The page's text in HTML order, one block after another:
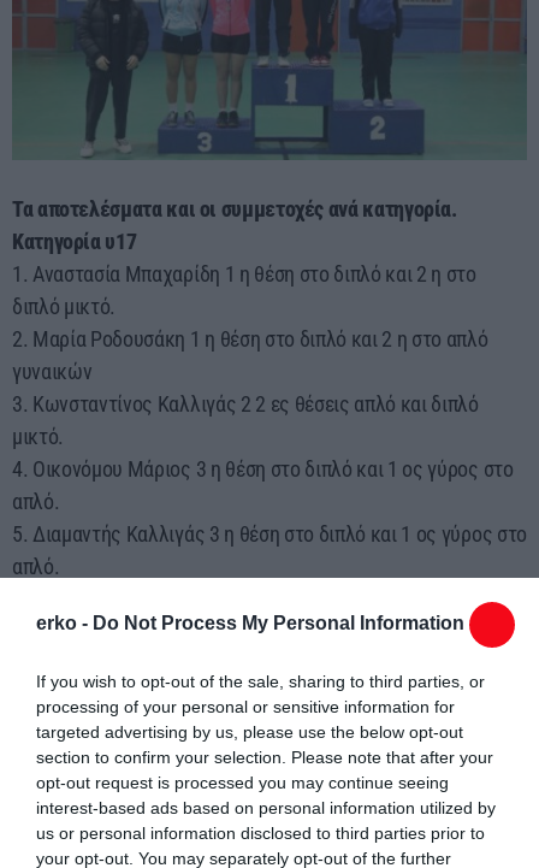
erko - Do Not Process My Personal Information
If you wish to opt-out of the sale, sharing to third parties, or
processing of your personal or sensitive information for
targeted advertising by us, please use the below opt-out
section to confirm your selection. Please note that after your
opt-out request is processed you may continue seeing
interest-based ads based on personal information utilized by
us or personal information disclosed to third parties prior to
your opt-out. You may separately opt-out of the further
Τα αποτελέσματα και οι συμμετοχές ανά κατηγορία.
Κατηγορία υ17
1. Αναστασία Μπαχαρίδη 1 η θέση στο διπλό και 2 η στο
διπλό μικτό.
2. Μαρία Ροδουσάκη 1 η θέση στο διπλό και 2 η στο απλό
γυναικών
3. Κωνσταντίνος Καλλιγάς 2 2 ες θέσεις απλό και διπλό
μικτό.
4. Οικονόμου Μάριος 3 η θέση στο διπλό και 1 ος γύρος στο
απλό.
5. Διαμαντής Καλλιγάς 3 η θέση στο διπλό και 1 ος γύρος στο
απλό.
6. Παναγιώτης Βλάχος 3 η θέση στο διπλό και 1 ος γύρος στο
απλό.
απλό.
8. Γρηγόρης Κανακάρης 1 ος γύρος απλό και διπλό.
9. Κωνσταντίνος Χριστοδούλου 1 ος γύρος απλό και διπλό.
10. Βασίλης Ψημενίδης 1 ος γύρος απλό και διπλό.
Κατηγορία αντρών –γυναικών
1. Χριστίνα Μαυροματίδου 2 1 ες θέσεις διπλό και μικτό.